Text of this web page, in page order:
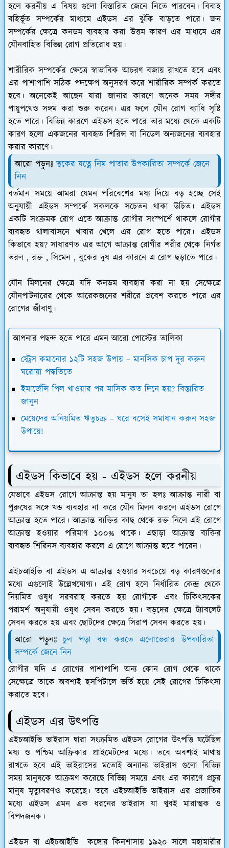
হলে করনীয় এ বিষয় গুলো বিস্তারিত জেনে নিতে পারবেন। বিবাহ
বহির্ভূত সম্পর্কের মাধ্যমে এইডস এর ঝুঁকি বাড়তে পারে। জন
সম্পর্কের ক্ষেত্রে কনডম ব্যবহার করা উত্তম কারণ এর মাধ্যমে এর
যৌনবাহিত বিভিন্ন রোগ প্রতিরোধ হয়।
শারীরিক সম্পর্কের ক্ষেত্রে স্বাভাবিক আচরণ বজায় রাখতে হবে এবং
এর পাশাপাশি সঠিক পদক্ষেপ অনুসরণ করে শারীরিক সম্পর্ক করতে
হবে। অনেকেই আছেন যারা জানার কারণে অনেক সময় সঙ্গীর
পায়ুপথেও সঙ্গম করা শুরু করেন। এর ফলে যৌন রোগ ব্যাধি সৃষ্টি
হতে পারে। বিভিন্ন কারণে এইডস হতে পারে তার মধ্যে থেকে একটি
কারণ হলো একজনের ব্যবহৃত শিরিন্স বা নিডেল অন্যজনের ব্যবহার
করার কারণে।
আরো পড়ুনঃ ত্বকের যত্নে নিম পাতার উপকারিতা সম্পর্কে জেনে
নিন
বর্তমান সময়ে আমরা যেমন পরিবেশের মধ্য দিয়ে বড় হচ্ছে সেই
অনুযায়ী এইডস সম্পর্কে সকলকে সচেতন থাকা উচিত। এইডস
একটি সংক্রমক রোগ এতে আক্রান্ত রোগীর সংস্পর্শে থাকলে রোগীর
ব্যবহৃত থালাবাসনে খাবার খেলে এর রোগ হতে পারে। এইডস
কিভাবে হয়? সাধারণত এর আগে আক্রান্ত রোগীর শরীর থেকে নির্গত
তরল , রক্ত , সিমেন , বুকের দুধ এর কারনে এ রোগ ছড়াতে পারে।
যৌন মিলনের ক্ষেত্রে যদি কনডম ব্যবহার করা না হয় সেক্ষেত্রে
যৌনপাটনারের থেকে আরেকজনের শরীরে প্রবেশ করতে পারে এর
রোগের জীবাণু।
আপনার পছন্দ হতে পারে এমন আরো পোস্টের তালিকা
স্ট্রেস কমানোর ১২টি সহজ উপায় – মানসিক চাপ দূর করুন
ঘরোয়া পদ্ধতিতে
ইমার্জেন্সি পিল খাওয়ার পর মাসিক কত দিনে হয়? বিস্তারিত
জানুন
মেয়েদের অনিয়মিত ঋতুচক্র – ঘরে বসেই সমাধান করুন সহজ
উপায়ে!
এইডস কিভাবে হয় - এইডস হলে করনীয়
যেভাবে এইডস রোগে আক্রান্ত হয় মানুষ তা হলঃ আক্রান্ত নারী বা
পুরুষের সঙ্গে খন্ড ব্যবহার না করে যৌন মিলন করলে এইডস রোগে
আক্রান্ত হতে পারে। আক্রান্ত ব্যক্তির কাছ থেকে রক্ত নিলে এই রোগে
আক্রান্ত হওয়ার পরিমাণ ১০০% থাকে। এছাড়া আক্রান্ত ব্যক্তির
ব্যবহৃত শিরিনস ব্যবহার করলে এ রোগে আক্রান্ত হতে পারেন।
এইচআইভি বা এইডস এ আক্রান্ত হওয়ার সবচেয়ে বড় কারণগুলোর
মধ্যে এগুলোই উল্লেখযোগ্য। এই রোগ হলে নির্ধারিত কেন্দ্র থেকে
নিয়মিত ওষুধ সরবরাহ করতে হয় রোগীকে এবং চিকিৎসকের
পরামর্শ অনুযায়ী ওষুধ সেবন করতে হয়। বড়দের ক্ষেত্রে ট্যাবলেট
সেবন করতে হয় এবং ছোটদের ক্ষেত্রে সিরাপ সেবন করতে হয়।
আরো পড়ুনঃচুল পড়া বন্ধ করতে এলোভেরার উপকারিতা
সম্পর্কে জেনে নিন
রোগীর যদি এ রোগের পাশাপাশি অন্য কোন রোগ থেকে থাকে
সেক্ষেত্রে তাকে অবশ্যই হসপিটালে ভর্তি হয়ে সেই রোগের চিকিৎসা
করাতে হবে।
এইডস এর উৎপত্তি
এইচআইভি ভাইরাস দ্বারা সংক্রমিত এইডস রোগের উৎপত্তি ঘটেছিল
মধ্য ও পশ্চিম আফ্রিকার প্রাইমেটদের মধ্যে। তবে অবশ্যই মাথায়
রাখতে হবে এই ভাইরাসের মতোই অন্যান্য ভাইরাস গুলো বিভিন্ন
সময় মানুষকে আক্রমণ করেছে বিভিন্ন সময়ে এবং এর কারণে প্রচুর
মানুষ মৃত্যুবরণও করেছে। তবে এইচআইভি ভাইরাস এর প্রজাতির
মধ্যে এইডস এমন এক ধরনের ভাইরাস যা খুবই মারাত্মক ও
বিপদজনক।
এইডস বা এইচআইভি কঙ্গোর কিনশাসায় ১৯২০ সালে মহামারীর